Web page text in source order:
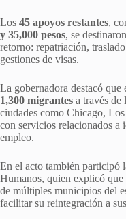
Los 45 apoyos restantes,
y 35,000 pesos, se
retorno: repatriación,
gestiones de visas.
La gobernadora destacó que
1,300 migrantes a través de
ciudades como Chicago,
con servicios relacionados a
empleo.
En el acto también participó
Humanos, quien explicó que
de múltiples municipios del
facilitar su reintegración a